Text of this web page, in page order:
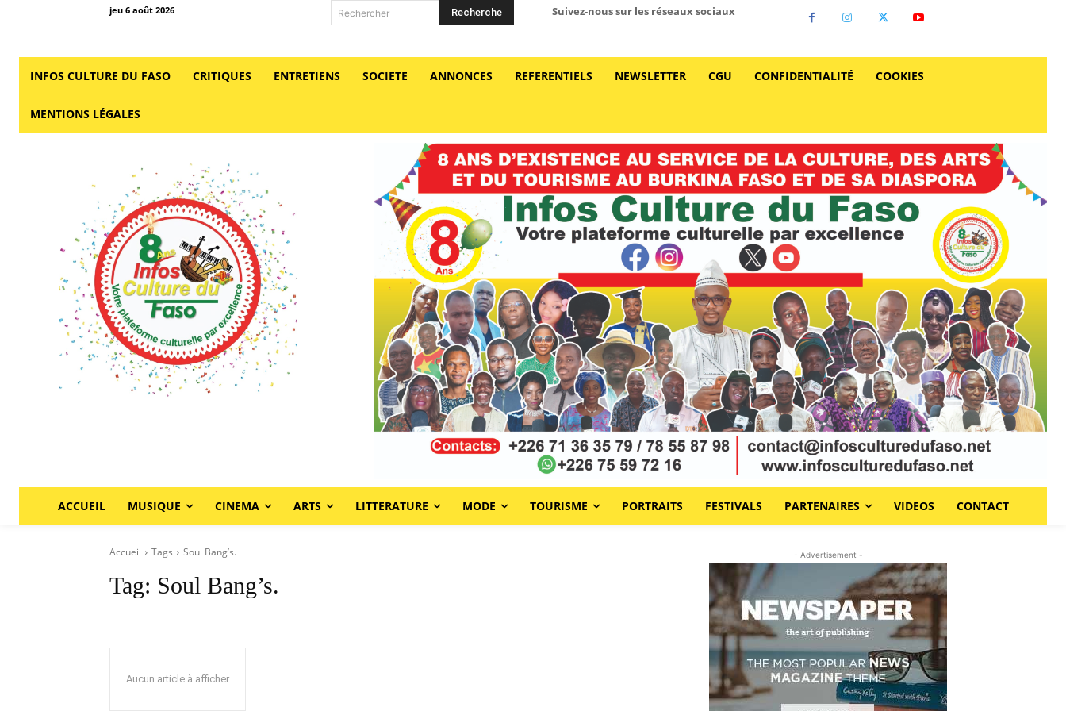
jeu 6 août 2026 Rechercher Recherche Suivez-nous sur les réseaux sociaux
INFOS CULTURE DU FASO CRITIQUES ENTRETIENS SOCIETE ANNONCES REFERENTIELS NEWSLETTER CGU CONFIDENTIALITÉ COOKIES
MENTIONS LÉGALES
ACCUEIL MUSIQUE CINEMA ARTS LITTERATURE MODE TOURISME PORTRAITS FESTIVALS PARTENAIRES VIDEOS CONTACT
Accueil Tags Soul Bang’s.
Tag: Soul Bang’s.
Aucun article à afficher
- Advertisement -